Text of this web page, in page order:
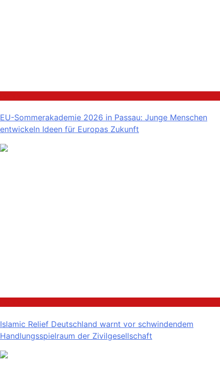
EU-Sommerakademie 2026 in Passau: Junge Menschen
entwickeln Ideen für Europas Zukunft
Islamic Relief Deutschland warnt vor schwindendem
Handlungsspielraum der Zivilgesellschaft